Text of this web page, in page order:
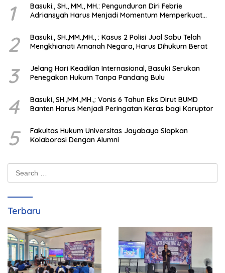
1
Basuki., SH., MM., MH.: Pengunduran Diri Febrie
Adriansyah Harus Menjadi Momentum Memperkuat
2
Basuki., SH.,MM.,MH., : Kasus 2 Polisi Jual Sabu Telah
Mengkhianati Amanah Negara, Harus Dihukum Berat
3
Jelang Hari Keadilan Internasional, Basuki Serukan
Penegakan Hukum Tanpa Pandang Bulu
4
Basuki, SH.,MM.,MH.,: Vonis 6 Tahun Eks Dirut BUMD
Banten Harus Menjadi Peringatan Keras bagi Koruptor
5
Fakultas Hukum Universitas Jayabaya Siapkan
Kolaborasi Dengan Alumni
Search
for:
Terbaru